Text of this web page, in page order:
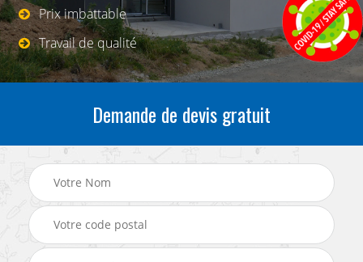
Prix imbattable
Travail de qualité
Demande de devis gratuit